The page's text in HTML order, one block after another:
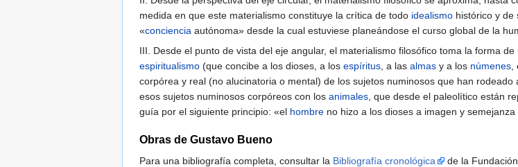
medida en que este materialismo constituye la crítica de todo idealismo histórico y de
«conciencia autónoma» desde la cual estuviese planeándose el curso global de la
III. Desde el punto de vista del eje angular, el materialismo filosófico toma la forma
espiritualismo (que concibe a los dioses, a los espíritus, a las almas y a los númenes,
corpórea y real (no alucinatoria o mental) de los sujetos numinosos que han
esos sujetos numinosos corpóreos con los animales, que desde el paleolítico están
guía por el siguiente principio: «el hombre no hizo a los dioses a imagen y
Obras de Gustavo Bueno
Para una bibliografía completa, consultar la Bibliografía cronológica
de la